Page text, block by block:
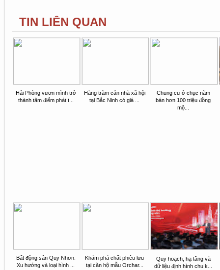
TIN LIÊN QUAN
Hải Phòng vươn mình trở
thành tâm điểm phát t...
Hàng trăm căn nhà xã hội
tại Bắc Ninh có giá ...
Chung cư ở chục năm
bán hơn 100 triệu đồng
mộ...
Bất động sản Quy Nhơn:
Xu hướng và loại hình ...
Khám phá chất phiêu lưu
tại căn hộ mẫu Orchar...
Quy hoạch, hạ tầng và
dữ liệu định hình chu k...